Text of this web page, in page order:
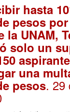
hasta
pesos
la UNAM,
solo un
una
pesos. 29